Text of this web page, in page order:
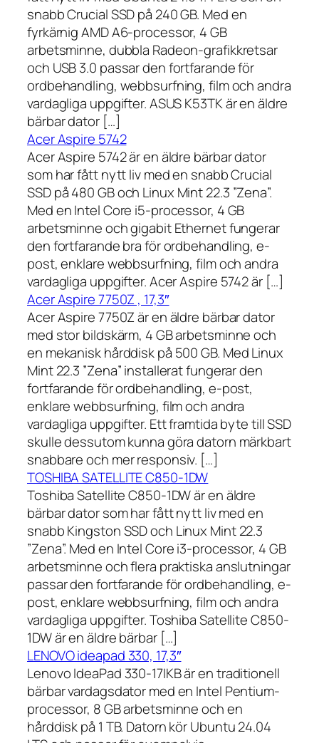
snabb Crucial SSD på 240 GB. Med en
fyrkärnig AMD A6-processor, 4 GB
arbetsminne, dubbla Radeon-grafikkretsar
och USB 3.0 passar den fortfarande för
ordbehandling, webbsurfning, film och andra
vardagliga uppgifter. ASUS K53TK är en äldre
bärbar dator […]
Acer Aspire 5742
Acer Aspire 5742 är en äldre bärbar dator
som har fått nytt liv med en snabb Crucial
SSD på 480 GB och Linux Mint 22.3 ”Zena”.
Med en Intel Core i5-processor, 4 GB
arbetsminne och gigabit Ethernet fungerar
den fortfarande bra för ordbehandling, e-
post, enklare webbsurfning, film och andra
vardagliga uppgifter. Acer Aspire 5742 är […]
Acer Aspire 7750Z , 17,3″
Acer Aspire 7750Z är en äldre bärbar dator
med stor bildskärm, 4 GB arbetsminne och
en mekanisk hårddisk på 500 GB. Med Linux
Mint 22.3 ”Zena” installerat fungerar den
fortfarande för ordbehandling, e-post,
enklare webbsurfning, film och andra
vardagliga uppgifter. Ett framtida byte till SSD
skulle dessutom kunna göra datorn märkbart
snabbare och mer responsiv. […]
TOSHIBA SATELLITE C850-1DW
Toshiba Satellite C850-1DW är en äldre
bärbar dator som har fått nytt liv med en
snabb Kingston SSD och Linux Mint 22.3
”Zena”. Med en Intel Core i3-processor, 4 GB
arbetsminne och flera praktiska anslutningar
passar den fortfarande för ordbehandling, e-
post, enklare webbsurfning, film och andra
vardagliga uppgifter. Toshiba Satellite C850-
1DW är en äldre bärbar […]
LENOVO ideapad 330, 17,3″
Lenovo IdeaPad 330-17IKB är en traditionell
bärbar vardagsdator med en Intel Pentium-
processor, 8 GB arbetsminne och en
hårddisk på 1 TB. Datorn kör Ubuntu 24.04